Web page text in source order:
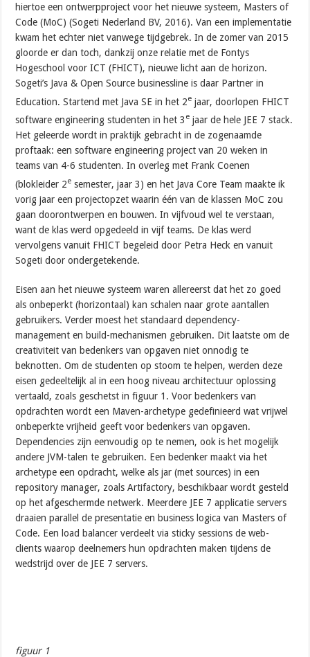
hiertoe een ontwerpproject voor het nieuwe systeem, Masters of
Code (MoC) (Sogeti Nederland BV, 2016). Van een implementatie
kwam het echter niet vanwege tijdgebrek. In de zomer van 2015
gloorde er dan toch, dankzij onze relatie met de Fontys
Hogeschool voor ICT (FHICT), nieuwe licht aan de horizon.
Sogeti’s Java & Open Source businessline is daar Partner in
Education. Startend met Java SE in het 2e jaar, doorlopen FHICT
software engineering studenten in het 3 e jaar de hele JEE 7 stack.
Het geleerde wordt in praktijk gebracht in de zogenaamde
proftaak: een software engineering project van 20 weken in
teams van 4-6 studenten. In overleg met Frank Coenen
(blokleider 2e semester, jaar 3) en het Java Core Team maakte ik
vorig jaar een projectopzet waarin één van de klassen MoC zou
gaan doorontwerpen en bouwen. In vijfvoud wel te verstaan,
want de klas werd opgedeeld in vijf teams. De klas werd
vervolgens vanuit FHICT begeleid door Petra Heck en vanuit
Sogeti door ondergetekende.
Eisen aan het nieuwe systeem waren allereerst dat het zo goed
als onbeperkt (horizontaal) kan schalen naar grote aantallen
gebruikers. Verder moest het standaard dependency-
management en build-mechanismen gebruiken. Dit laatste om de
creativiteit van bedenkers van opgaven niet onnodig te
beknotten. Om de studenten op stoom te helpen, werden deze
eisen gedeeltelijk al in een hoog niveau architectuur oplossing
vertaald, zoals geschetst in figuur 1. Voor bedenkers van
opdrachten wordt een Maven-archetype gedefinieerd wat vrijwel
onbeperkte vrijheid geeft voor bedenkers van opgaven.
Dependencies zijn eenvoudig op te nemen, ook is het mogelijk
andere JVM-talen te gebruiken. Een bedenker maakt via het
archetype een opdracht, welke als jar (met sources) in een
repository manager, zoals Artifactory, beschikbaar wordt gesteld
op het afgeschermde netwerk. Meerdere JEE 7 applicatie servers
draaien parallel de presentatie en business logica van Masters of
Code. Een load balancer verdeelt via sticky sessions de web-
clients waarop deelnemers hun opdrachten maken tijdens de
wedstrijd over de JEE 7 servers.
figuur 1